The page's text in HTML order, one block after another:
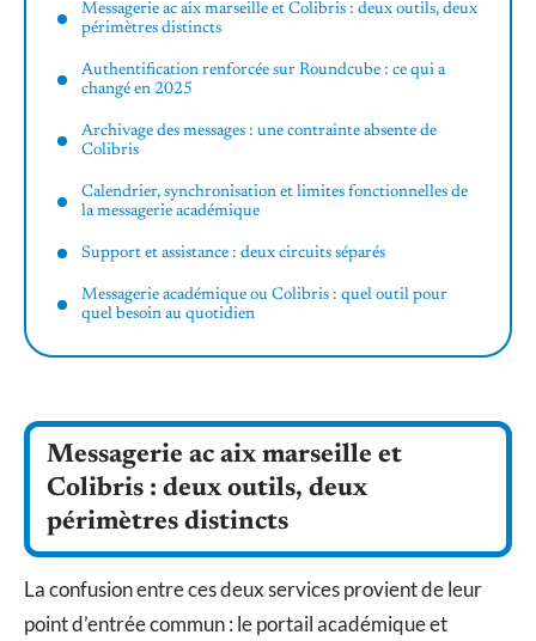
Messagerie ac aix marseille et Colibris : deux outils, deux
périmètres distincts
Authentification renforcée sur Roundcube : ce qui a
changé en 2025
Archivage des messages : une contrainte absente de
Colibris
Calendrier, synchronisation et limites fonctionnelles de
la messagerie académique
Support et assistance : deux circuits séparés
Messagerie académique ou Colibris : quel outil pour
quel besoin au quotidien
Messagerie ac aix marseille et
Colibris : deux outils, deux
périmètres distincts
La confusion entre ces deux services provient de leur
point d’entrée commun : le portail académique et